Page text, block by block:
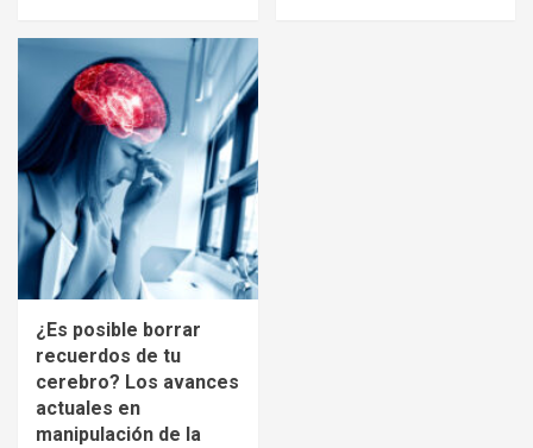
¿Es posible borrar
recuerdos de tu
cerebro? Los avances
actuales en
manipulación de la